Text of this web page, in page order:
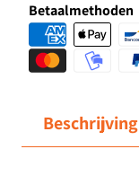
Betaalmethoden
Beschrijving